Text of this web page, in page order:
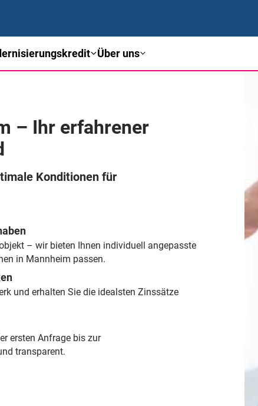
Über uns
– Ihr erfahrener
Konditionen für
– wir bieten Ihnen individuell angepasste
in Mannheim passen.
und erhalten Sie die idealsten Zinssätze
ersten Anfrage bis zur
transparent.